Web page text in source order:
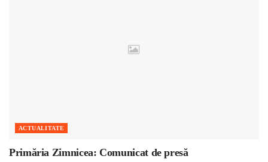
ACTUALITATE
Primăria Zimnicea: Comunicat de presă